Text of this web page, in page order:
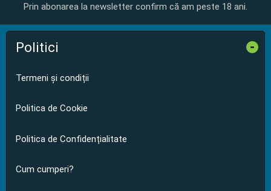
Prin abonarea la newsletter confirm că am peste 18 ani.
Politici -
Termeni și condiții
Politica de Cookie
Politica de Confidențialitate
Cum cumperi?